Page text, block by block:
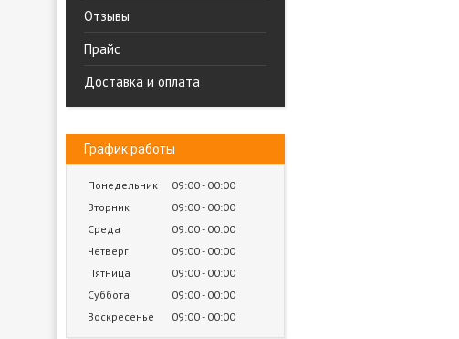
Отзывы
Прайс
Доставка и оплата
График работы
Понедельник 09:00 00:00
Вторник
09:00 00:00
Среда
09:00 00:00
Четверг
09:00 00:00
Пятница
09:00 00:00
Суббота
09:00 00:00
Воскресенье
09:00 00:00